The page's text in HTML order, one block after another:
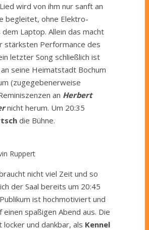
wird von ihm nur sanft an
begleitet, ohne Elektro-
dem Laptop. Allein das macht
stärksten Performance des
letzter Song schließlich ist
seine Heimatstadt Bochum
(zugegebenerweise
an Herbert
nicht herum. Um 20:35
die Bühne.
Ruppert
nicht viel Zeit und so
der Saal bereits um 20:45
ist hochmotiviert und
einen spaßigen Abend aus. Die
locker und dankbar, als Kennel